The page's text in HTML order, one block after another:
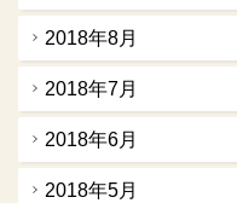
2018年8月
2018年7月
2018年6月
2018年5月